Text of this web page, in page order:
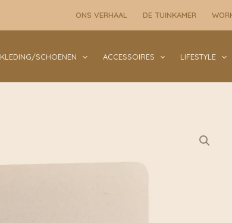
ONS VERHAAL DE TUINKAMER
KLEDING/SCHOENEN ACCESSOIRES LIFESTYLE
|